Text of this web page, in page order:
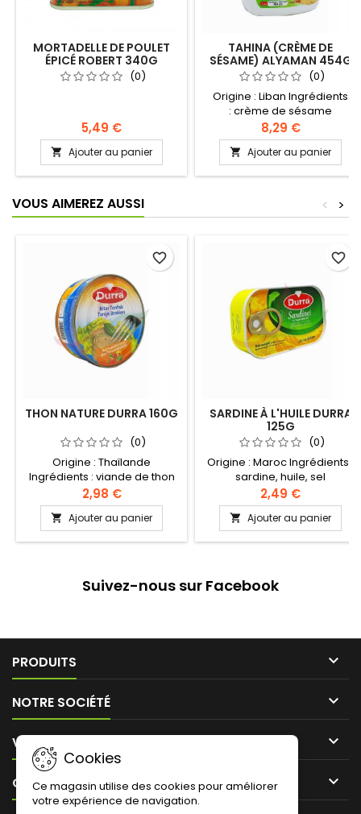
MORTADELLE DE POULET
ÉPICÉ ROBERT 340G
(0)
5,49 €
 Ajouter au panier
TAHINA (CRÈME DE
SÉSAME) ALYAMAN 454G
(0)
Origine : Liban Ingrédients
: crème de sésame
8,29 €
 Ajouter au panier
VOUS AIMEREZ AUSSI >
<
THON NATURE DURRA 160G
(0)
Origine : Thaïlande
Ingrédients : viande de thon
blanc cuit 70%, huile végétale,
sel, eau 30%
2,98 €
 Ajouter au panier
favorite_border
SARDINE À L'HUILE DURRA
125G
(0)
Origine : Maroc Ingrédients :
sardine, huile, sel
2,49 €
 Ajouter au panier
favorite_border
Suivez-nous sur Facebook
PRODUITS 
NOTRE SOCIÉTÉ 
VOTRE COMPTE 
CONTACT 
Cookies
Ce magasin utilise des cookies pour améliorer
votre expérience de navigation.